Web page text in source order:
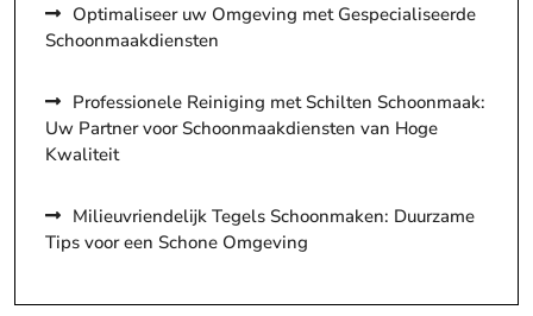
Optimaliseer uw Omgeving met Gespecialiseerde
Schoonmaakdiensten
Professionele Reiniging met Schilten Schoonmaak:
Uw Partner voor Schoonmaakdiensten van Hoge
Kwaliteit
Milieuvriendelijk Tegels Schoonmaken: Duurzame
Tips voor een Schone Omgeving